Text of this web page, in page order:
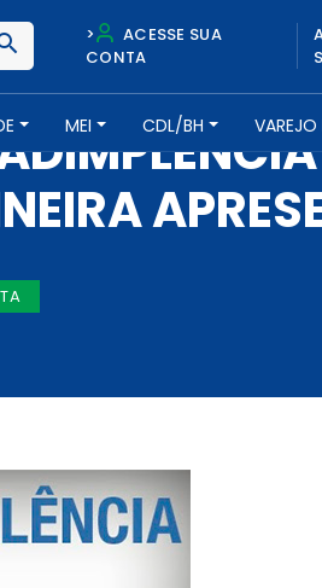
>
ACESSE SUA
CONTA
MEI CDL/BH VAREJO
DE 2020